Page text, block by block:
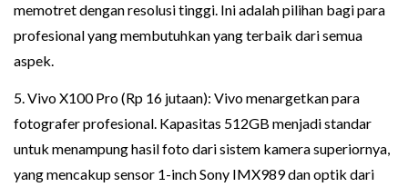
memotret dengan resolusi tinggi. Ini adalah pilihan bagi para
profesional yang membutuhkan yang terbaik dari semua
aspek.
5. Vivo X100 Pro (Rp 16 jutaan): Vivo menargetkan para
fotografer profesional. Kapasitas 512GB menjadi standar
untuk menampung hasil foto dari sistem kamera superiornya,
yang mencakup sensor 1-inch Sony IMX989 dan optik dari